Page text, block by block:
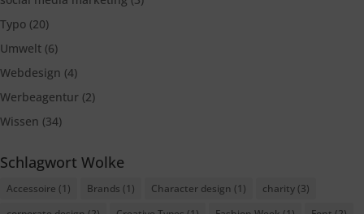
Typo (20)
Umwelt (6)
Webdesign (4)
Werbeagentur (2)
Wissen (34)
Schlagwort Wolke
Accessoire (1) Brands (1) Character design (1) charity (3)